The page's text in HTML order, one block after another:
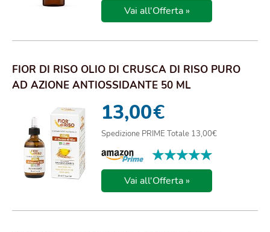
Vai all'Offerta »
FIOR DI RISO OLIO DI CRUSCA DI RISO PURO
AD AZIONE ANTIOSSIDANTE 50 ML
13,00€
Spedizione PRIME Totale 13,00€
★★★★★
★★★★★
Vai all'Offerta »